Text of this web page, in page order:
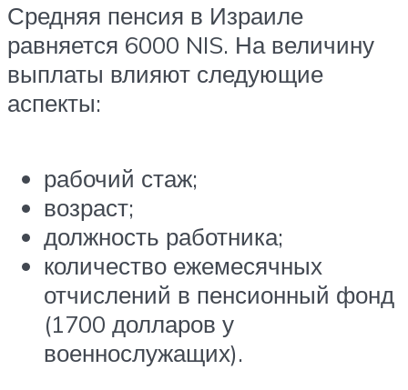
Средняя пенсия в Израиле
равняется 6000 NIS. На величину
выплаты влияют следующие
аспекты:
рабочий стаж;
возраст;
должность работника;
количество ежемесячных
отчислений в пенсионный фонд
(1700 долларов у
военнослужащих).